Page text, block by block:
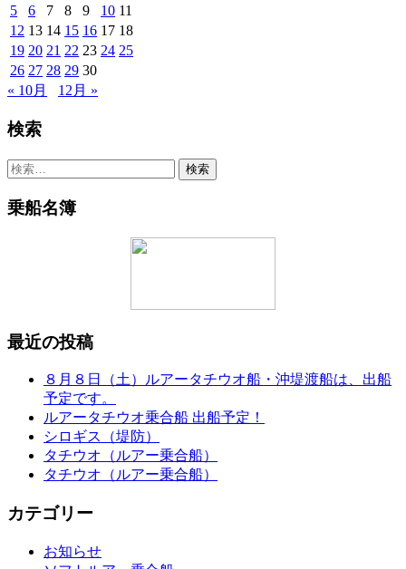
5
6 7 8 9 10 11
12 13 14 15 16 17 18
19 20 21 22 23 24 25
26 27 28 29 30
« 10月
12月 »
検索
検
乗船名簿
最近の投稿
８月８日（土）ルアータチウオ船・沖堤渡船は、出船
予定です。
ルアータチウオ乗合船 出船予定！
シロギス（堤防）
タチウオ（ルアー乗合船）
タチウオ（ルアー乗合船）
カテゴリー
お知らせ